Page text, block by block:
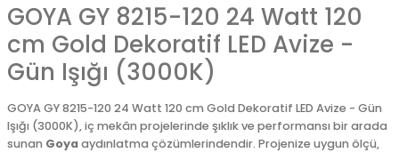
GOYA GY 8215-120 24 Watt 120
cm Gold Dekoratif LED Avize -
Gün Işığı (3000K)
GOYA GY 8215-120 24 Watt 120 cm Gold Dekoratif LED Avize - Gün
Işığı (3000K), iç mekân projelerinde şıklık ve performansı bir arada
sunan Goyaaydınlatma çözümlerindendir. Projenize uygun ölçü,